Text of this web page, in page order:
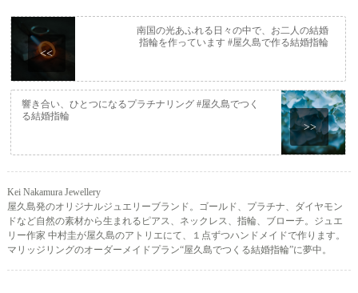
<<
南国の光あふれる日々の中で、お二人の結婚
指輪を作っています #屋久島で作る結婚指輪
>>
響き合い、ひとつになるプラチナリング #屋久島でつく
る結婚指輪
Kei Nakamura Jewellery
屋久島発のオリジナルジュエリーブランド。ゴールド、プラチナ、ダイヤモン
ドなど自然の素材から生まれるピアス、ネックレス、指輪、ブローチ。ジュエ
リー作家 中村圭が屋久島のアトリエにて、１点ずつハンドメイドで作ります。
マリッジリングのオーダーメイドプラン“屋久島でつくる結婚指輪”に夢中。